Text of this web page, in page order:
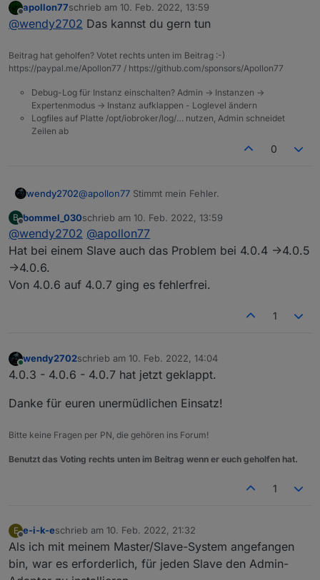
Macht es sinn zum testen zuerst auf 4.0.6 und
dann auf 4.0.7 um zu sehen ob der fix wirkt?
Offline
apollon77schrieb am 10. Feb. 2022, 13:59
zuletzt editiert von
@wendy2702 Das kannst du gern tun
Beitrag hat geholfen? Votet rechts unten im Beitrag :-)
https://paypal.me/Apollon77 / https://github.com/sponsors/Apollon77
Debug-Log für Instanz einschalten? Admin -> Instanzen ->
Expertenmodus -> Instanz aufklappen - Loglevel ändern
Logfiles auf Platte /opt/iobroker/log/… nutzen, Admin schneidet
Zeilen ab
0
wendy2702@apollon77 Stimmt mein Fehler.
Macht es sinn zum testen zuerst auf 4.0.6 und
dann auf 4.0.7 um zu sehen ob der fix wirkt?
B
Offline
bommel_030schrieb am 10. Feb. 2022, 13:59
zuletzt editiert von
@wendy2702 @apollon77
Hat bei einem Slave auch das Problem bei 4.0.4 ->4.0.5
->4.0.6.
Von 4.0.6 auf 4.0.7 ging es fehlerfrei.
1
Online
wendy2702schrieb am 10. Feb. 2022, 14:04
zuletzt editiert von
4.0.3 - 4.0.6 - 4.0.7 hat jetzt geklappt.
Danke für euren unermüdlichen Einsatz!
Bitte keine Fragen per PN, die gehören ins Forum!
Benutzt das Voting rechts unten im Beitrag wenn er euch geholfen hat.
1
E
Offline
e-i-k-eschrieb am 10. Feb. 2022, 21:32
zuletzt editiert von
Als ich mit meinem Master/Slave-System angefangen
bin, war es erforderlich, für jeden Slave den Admin-